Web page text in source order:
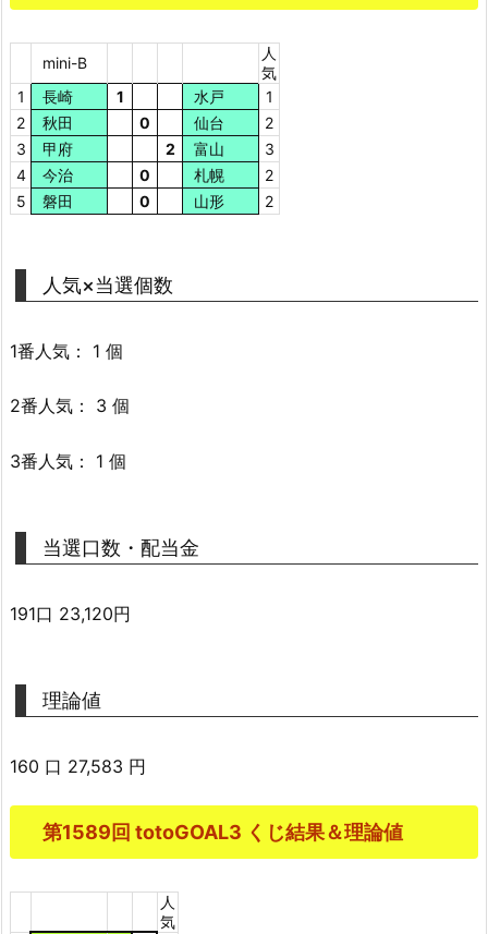
mini-B
人
気
1
長崎 1 水戸
1
2
秋田 0 仙台
2
3
甲府 2 富山
3
4
今治 0 札幌
2
5
磐田 0 山形 2
人気×当選個数
1番人気： 1 個
2番人気： 3 個
3番人気： 1 個
当選口数・配当金
191口 23,120円
理論値
160 口 27,583 円
第1589回 totoGOAL3 くじ結果＆理論値
人
気